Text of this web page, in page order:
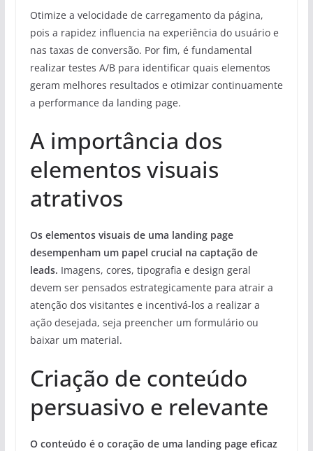
Otimize a velocidade de carregamento da página,
pois a rapidez influencia na experiência do usuário e
nas taxas de conversão. Por fim, é fundamental
realizar testes A/B para identificar quais elementos
geram melhores resultados e otimizar continuamente
a performance da landing page.
A importância dos
elementos visuais
atrativos
Os elementos visuais de uma landing page
desempenham um papel crucial na captação de
leads. Imagens, cores, tipografia e design geral
devem ser pensados estrategicamente para atrair a
atenção dos visitantes e incentivá-los a realizar a
ação desejada, seja preencher um formulário ou
baixar um material.
Criação de conteúdo
persuasivo e relevante
O conteúdo é o coração de uma landing page eficaz